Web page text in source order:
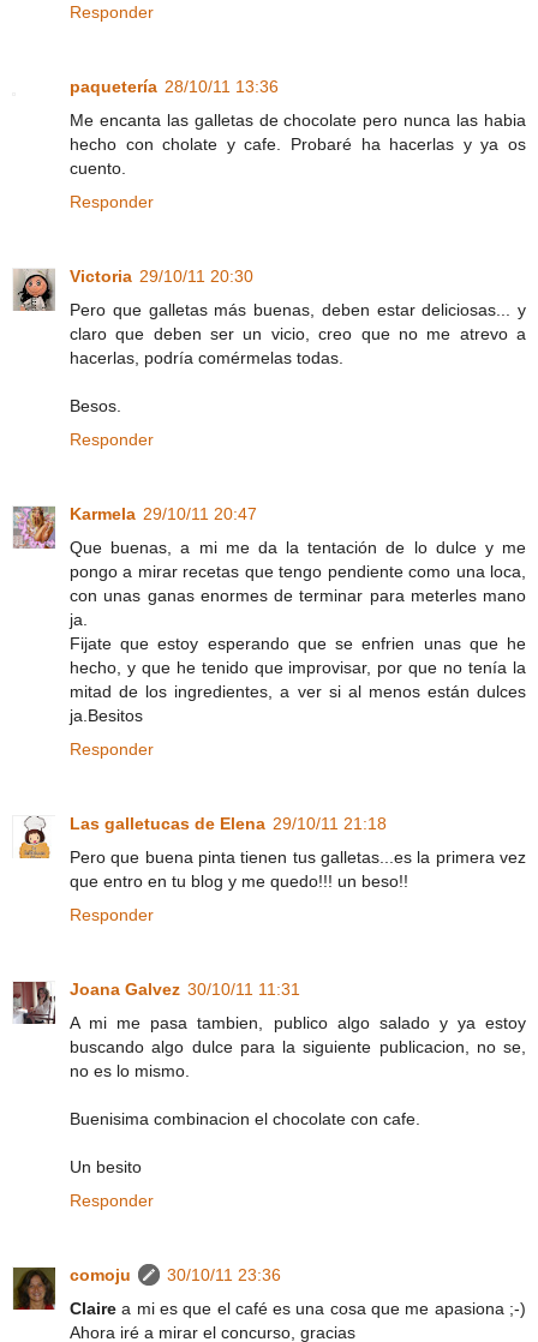
Responder
paquetería 28/10/11 13:36
Me encanta las galletas de chocolate pero nunca las habia
hecho con cholate y cafe. Probaré ha hacerlas y ya os
cuento.
Responder
Victoria 29/10/11 20:30
Pero que galletas más buenas, deben estar deliciosas... y
claro que deben ser un vicio, creo que no me atrevo a
hacerlas, podría comérmelas todas.
Besos.
Responder
Karmela 29/10/11 20:47
Que buenas, a mi me da la tentación de lo dulce y me
pongo a mirar recetas que tengo pendiente como una loca,
con unas ganas enormes de terminar para meterles mano
ja.
Fijate que estoy esperando que se enfrien unas que he
hecho, y que he tenido que improvisar, por que no tenía la
mitad de los ingredientes, a ver si al menos están dulces
ja.Besitos
Responder
Las galletucas de Elena 29/10/11 21:18
Pero que buena pinta tienen tus galletas...es la primera vez
que entro en tu blog y me quedo!!! un beso!!
Responder
Joana Galvez 30/10/11 11:31
A mi me pasa tambien, publico algo salado y ya estoy
buscando algo dulce para la siguiente publicacion, no se,
no es lo mismo.
Buenisima combinacion el chocolate con cafe.
Un besito
Responder
comoju
30/10/11 23:36
Clairea mi es que el café es una cosa que me apasiona ;-)
Ahora iré a mirar el concurso, gracias